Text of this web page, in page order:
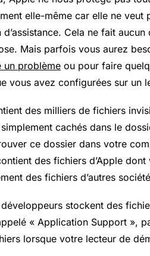
elle-même car elle ne
Cela ne fait aucun
Mais parfois vous aurez
un problème ou pour faire
vous avez configurées sur un
des milliers de fichiers
cachés dans le
ce dossier dans votre
des fichiers d’Apple dont
des fichiers d’autres
stockent des
« Application Support »,
lorsque votre lecteur de